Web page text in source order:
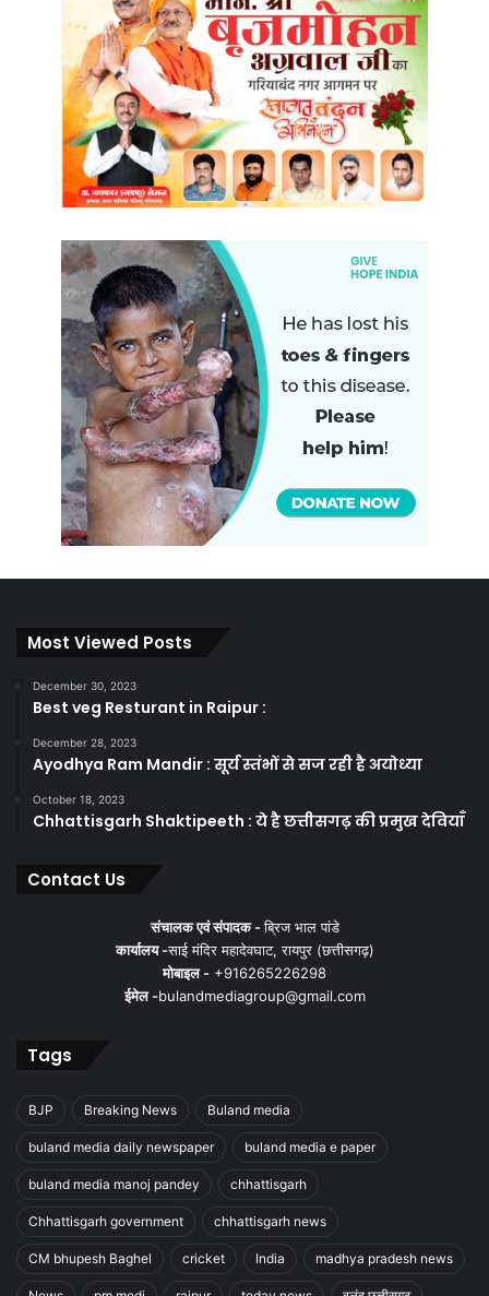
Most Viewed Posts
December 30, 2023
Best veg Resturant in Raipur :
December 28, 2023
Ayodhya Ram Mandir : सूर्य स्तंभों से सज रही है अयोध्या
October 18, 2023
Chhattisgarh Shaktipeeth : ये है छत्तीसगढ़ की प्रमुख देवियाँ
Contact Us
संचालक एवं संपादक -ब्रिज भाल पांडे
कार्यालय -साई मंदिर महादेवघाट, रायपुर (छत्तीसगढ़)
मोबाइल - +916265226298
ईमेल -bulandmediagroup@gmail.com
Tags
BJP Breaking News Buland media
buland media daily newspaper buland media e paper
buland media manoj pandey chhattisgarh
Chhattisgarh government chhattisgarh news
CM bhupesh Baghel cricket India madhya pradesh news